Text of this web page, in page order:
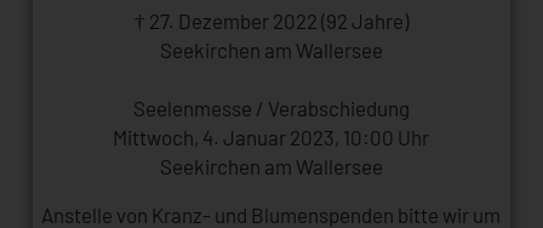
† 27. Dezember 2022 (92 Jahre)
Seekirchen am Wallersee
Seelenmesse / Verabschiedung
Mittwoch, 4. Januar 2023, 10:00 Uhr
Seekirchen am Wallersee
Anstelle von Kranz- und Blumenspenden bitte wir um